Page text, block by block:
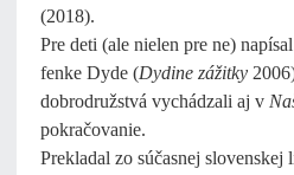
(2018).
Pre deti (ale nielen pre ne)
fenke Dyde (Dydine zážitky
dobrodružstvá vychádzali aj v
pokračovanie.
Prekladal zo súčasnej slovenskej